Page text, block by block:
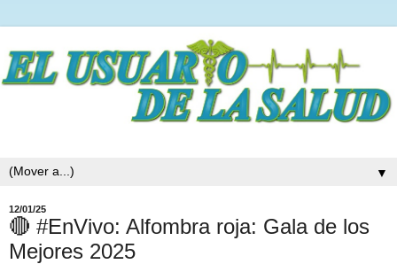
▼
12/01/25
🔴 #EnVivo: Alfombra roja: Gala de los
Mejores 2025